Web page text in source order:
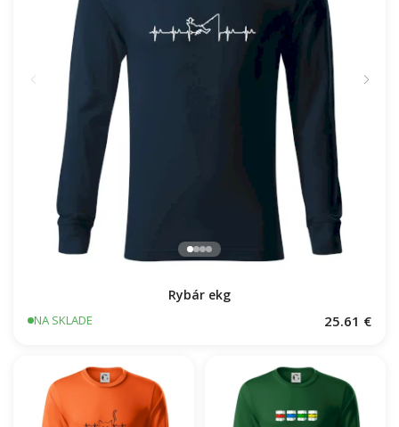
Rybár ekg
NA SKLADE 25.61 €